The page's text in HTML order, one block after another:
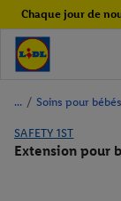
Chaque jour de
/ Soins pour bébés
SAFETY 1ST
Extension pour